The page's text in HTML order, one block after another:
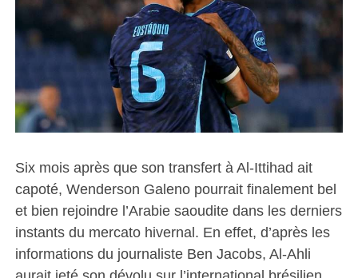
Six mois après que son transfert à Al-Ittihad ait
capoté, Wenderson Galeno pourrait finalement bel
et bien rejoindre l’Arabie saoudite dans les derniers
instants du mercato hivernal. En effet, d’après les
informations du journaliste Ben Jacobs, Al-Ahli